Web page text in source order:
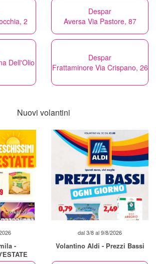
2
Despar
Aversa Via Pastore, 87
Dell'Olio
Despar
Frattaminore Via Crispano, 26
Nuovi volantini
-
dal 3/8 al 9/8/2026
Volantino Aldi - Prezzi Bassi